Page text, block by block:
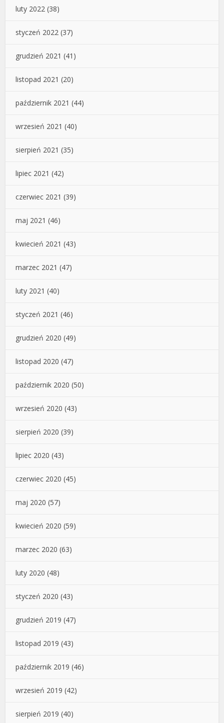
luty 2022 (38)
styczeń 2022 (37)
grudzień 2021 (41)
listopad 2021 (20)
październik 2021 (44)
wrzesień 2021 (40)
sierpień 2021 (35)
lipiec 2021 (42)
czerwiec 2021 (39)
maj 2021 (46)
kwiecień 2021 (43)
marzec 2021 (47)
luty 2021 (40)
styczeń 2021 (46)
grudzień 2020 (49)
listopad 2020 (47)
październik 2020 (50)
wrzesień 2020 (43)
sierpień 2020 (39)
lipiec 2020 (43)
czerwiec 2020 (45)
maj 2020 (57)
kwiecień 2020 (59)
marzec 2020 (63)
luty 2020 (48)
styczeń 2020 (43)
grudzień 2019 (47)
listopad 2019 (43)
październik 2019 (46)
wrzesień 2019 (42)
sierpień 2019 (40)